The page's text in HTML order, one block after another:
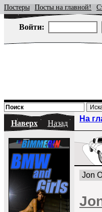
Постеры Посты на главной!
Войти:
Наверх Назад
На
Jon